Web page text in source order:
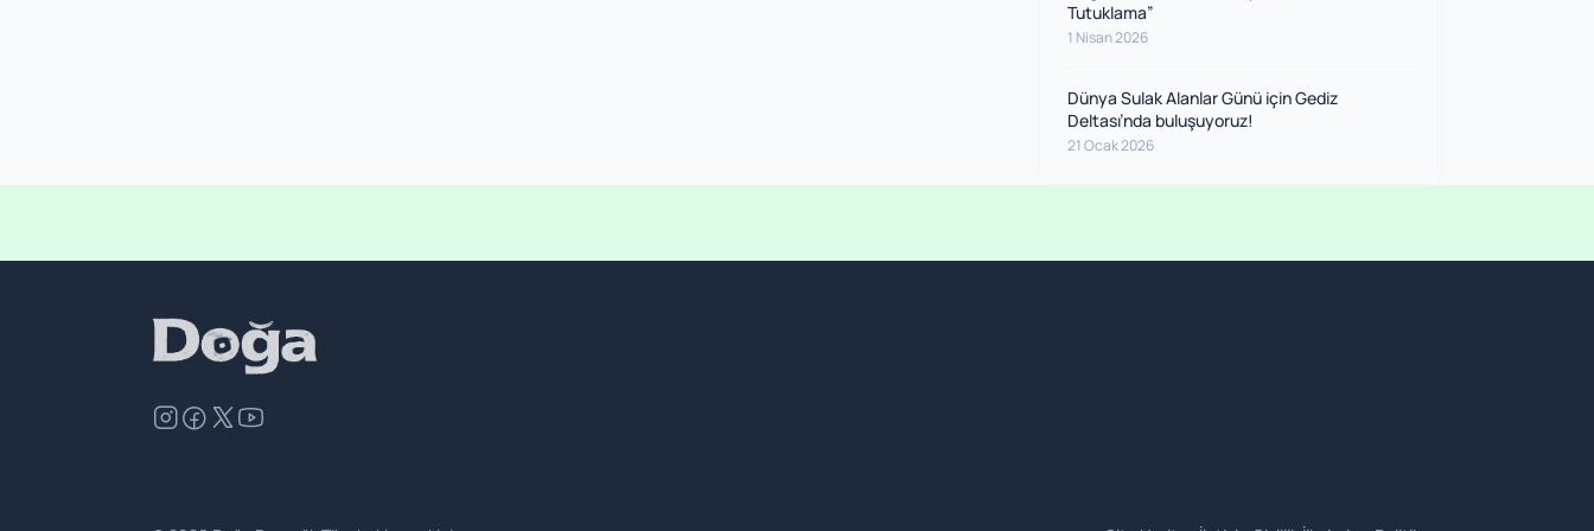
Tutuklama”
1 Nisan 2026
Dünya Sulak Alanlar Günü için Gediz
Deltası’nda buluşuyoruz!
21 Ocak 2026